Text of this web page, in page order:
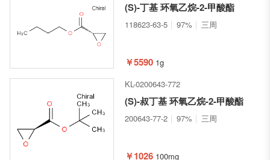
(S)-丁基 环氧乙烷-2-甲酸酯
118623-63-5 97% 三周
￥5590 1g
KL-0200643-772
(S)-叔丁基 环氧乙烷-2-甲酸酯
200643-77-2 97% 三周
￥1026 100mg